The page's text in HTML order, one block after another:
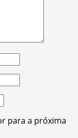
para a próxima